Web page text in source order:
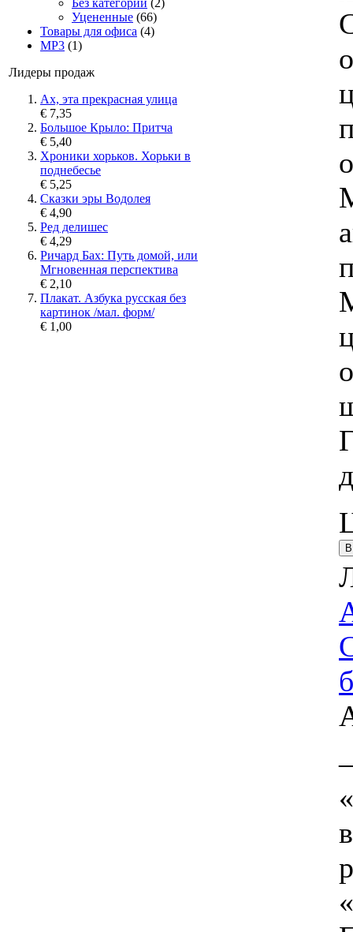
Без категории (2)
Уцененные (66)
Товары для офиса (4)
MP3 (1)
Лидеры продаж
Ах, эта прекрасная улица
€ 7,35
Большое Крыло: Притча
€ 5,40
Хроники хорьков. Хорьки в
поднебесье
€ 5,25
Сказки эры Водолея
€ 4,90
Ред делишес
€ 4,29
Ричард Бах: Путь домой, или
Мгновенная перспектива
€ 2,10
Плакат. Азбука русская без
картинок /мал. форм/
€ 1,00